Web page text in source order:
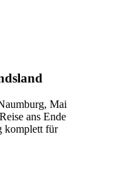
Mai
ans Ende
komplett für